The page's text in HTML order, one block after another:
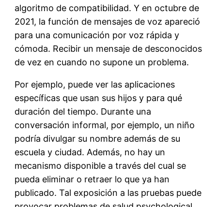
algoritmo de compatibilidad. Y en octubre de
2021, la función de mensajes de voz apareció
para una comunicación por voz rápida y
cómoda. Recibir un mensaje de desconocidos
de vez en cuando no supone un problema.
Por ejemplo, puede ver las aplicaciones
específicas que usan sus hijos y para qué
duración del tiempo. Durante una
conversación informal, por ejemplo, un niño
podría divulgar su nombre además de su
escuela y ciudad. Además, no hay un
mecanismo disponible a través del cual se
pueda eliminar o retraer lo que ya han
publicado. Tal exposición a las pruebas puede